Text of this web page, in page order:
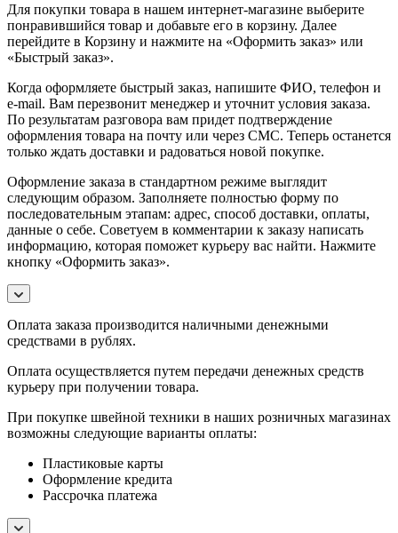
Для покупки товара в нашем интернет-магазине выберите
понравившийся товар и добавьте его в корзину. Далее
перейдите в Корзину и нажмите на «Оформить заказ» или
«Быстрый заказ».
Когда оформляете быстрый заказ, напишите ФИО, телефон и
e-mail. Вам перезвонит менеджер и уточнит условия заказа.
По результатам разговора вам придет подтверждение
оформления товара на почту или через СМС. Теперь останется
только ждать доставки и радоваться новой покупке.
Оформление заказа в стандартном режиме выглядит
следующим образом. Заполняете полностью форму по
последовательным этапам: адрес, способ доставки, оплаты,
данные о себе. Советуем в комментарии к заказу написать
информацию, которая поможет курьеру вас найти. Нажмите
кнопку «Оформить заказ».
Оплата заказа производится наличными денежными
средствами в рублях.
Оплата осуществляется путем передачи денежных средств
курьеру при получении товара.
При покупке швейной техники в наших розничных магазинах
возможны следующие варианты оплаты:
Пластиковые карты
Оформление кредита
Рассрочка платежа